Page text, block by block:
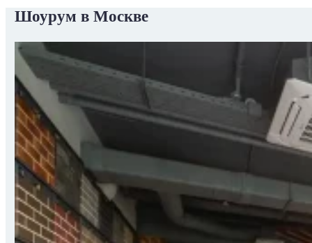
Шоурум в Москве